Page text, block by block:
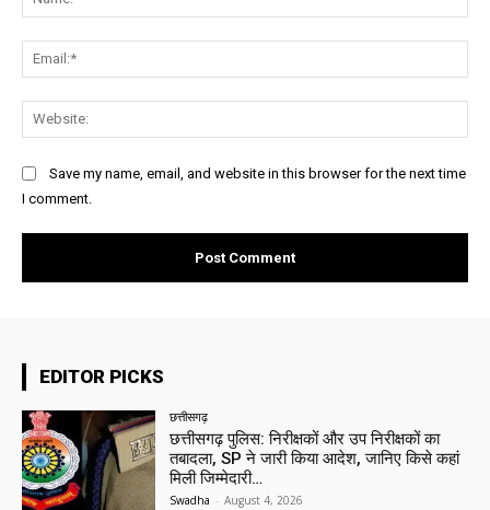
Save my name, email, and website in this browser for the next time
I comment.
EDITOR PICKS
छत्तीसगढ़
छत्तीसगढ़ पुलिस: निरीक्षकों और उप निरीक्षकों का
तबादला, SP ने जारी किया आदेश, जानिए किसे कहां
मिली जिम्मेदारी…
Swadha - August 4, 2026